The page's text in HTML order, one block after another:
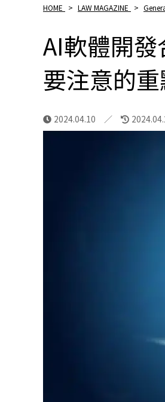
HOME > LAW MAGAZINE >
AI軟體開
要注意的
2024.04.10